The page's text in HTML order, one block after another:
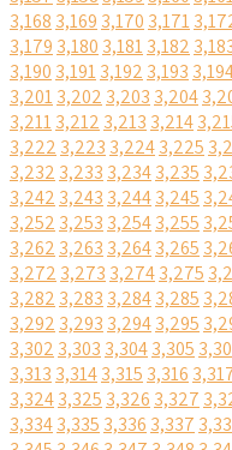
3,168 3,169 3,170 3,171
3,179 3,180 3,1813,182
3,190 3,1913,192 3,193
3,2013,202 3,203 3,204
3,2113,212 3,213 3,214
3,222 3,223 3,2243,225
3,232 3,233 3,2343,235
3,242 3,243 3,2443,245
3,252 3,253 3,2543,255
3,262 3,263 3,2643,265
3,272 3,273 3,2743,275
3,282 3,283 3,2843,285
3,292 3,293 3,2943,295
3,302 3,303 3,3043,305
3,313 3,3143,315 3,316
3,3243,325 3,326 3,327
3,3343,335 3,336 3,337